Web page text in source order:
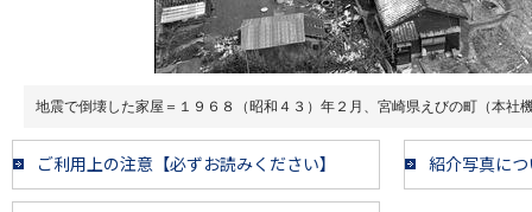
地震で倒壊した家屋＝１９６８（昭和４３）年２月、宮崎県えびの町（本社
ご利用上の注意【必ずお読みください】 紹介写真に